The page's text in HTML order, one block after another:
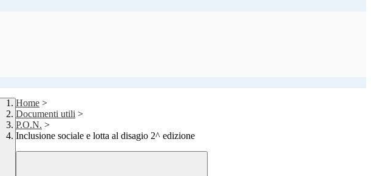
Home >
Documenti utili >
P.O.N. >
Inclusione sociale e lotta al disagio 2^ edizione